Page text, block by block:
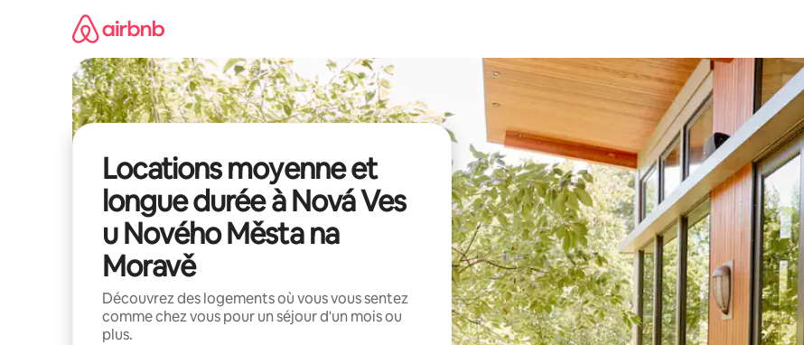
Locations moyenne et
longue durée à Nová Ves
u Nového Města na
Moravě
Découvrez des logements où vous vous sentez
comme chez vous pour un séjour d'un mois ou
plus.